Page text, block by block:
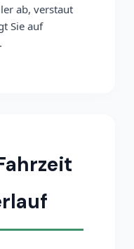
ab, verstaut
Sie auf